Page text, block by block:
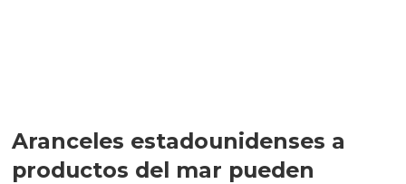
Aranceles estadounidenses a
productos del mar pueden